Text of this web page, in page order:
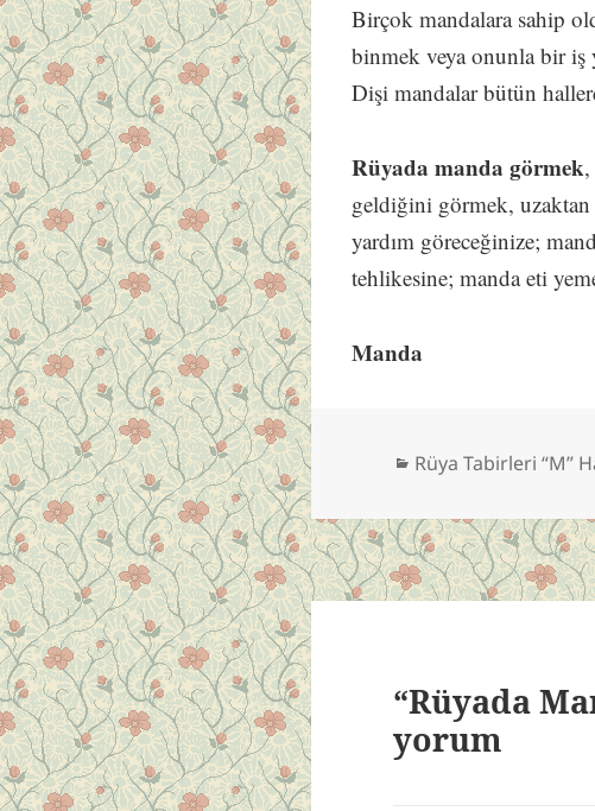
Birçok mandalara sahip
binmek veya onunla bir
Dişi mandalar bütün
Rüyada manda görmek
geldiğini görmek, uzaktan
yardım göreceğinize;
tehlikesine; manda eti
Manda
Kategoriler
Rüya Tabirleri “M”
“Rüyada
yorum